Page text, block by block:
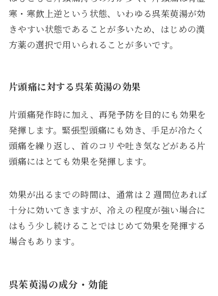
寒・寒飲上逆という状態、いわゆる呉茱萸湯が効
きやすい状態であることが多いため、はじめの漢
方薬の選択で用いられることが多いです。
片頭痛に対する呉茱萸湯の効果
片頭痛発作時に加え、再発予防を目的にも効果を
発揮します。緊張型頭痛にも効き、手足が冷たく
頭痛を繰り返し、首のコリや吐き気などがある片
頭痛にはとても効果を発揮します。
効果が出るまでの時間は、通常は 2 週間位あれば
十分に効いてきますが、冷えの程度が強い場合に
はもう少し続けることではじめて効果を発揮する
場合もあります。
呉茱萸湯の成分・効能